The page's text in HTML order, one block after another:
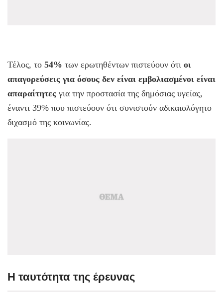
Τέλος, το 54% των ερωτηθέντων πιστεύουν ότι οι
απαγορεύσεις για όσους δεν είναι εμβολιασμένοι είναι
απαραίτητες για την προστασία της δημόσιας υγείας,
έναντι 39% που πιστεύουν ότι συνιστούν αδικαιολόγητο
διχασμό της κοινωνίας.
Η ταυτότητα της έρευνας